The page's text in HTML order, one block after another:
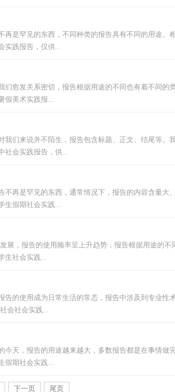
再是罕见的东西，不同种类的报告具有不同的用途。
实践报告，仅供...
们愈发关系密切，报告根据用途的不同也有着不同的
假美术实践报...
我们来说并不陌生，报告包含标题、正文、结尾等。
社会实践报告，供...
不再是罕见的东西，通常情况下，报告的内容含量大
生假期社会实践...
展，报告的使用频率呈上升趋势，报告根据用途的不
生社会实践...
告的使用成为日常生活的常态，报告中涉及到专业性
会社会实践...
今天，报告的用途越来越大，多数报告都是在事情做
假期社会实践...
下一页 尾页